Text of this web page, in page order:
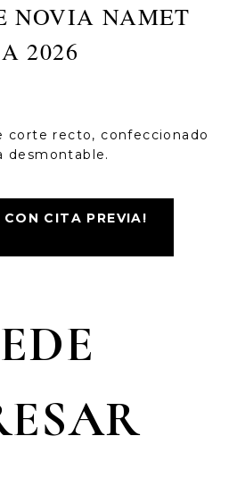
NOVIA NAMET
2026
corte recto, confeccionado
desmontable.
CON CITA PREVIA!